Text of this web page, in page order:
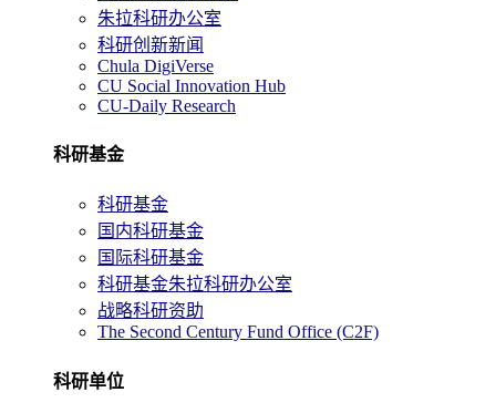
朱拉科研办公室
科研创新新闻
Chula DigiVerse
CU Social Innovation Hub
CU-Daily Research
科研基金
科研基金
国内科研基金
国际科研基金
科研基金朱拉科研办公室
战略科研资助
The Second Century Fund Office (C2F)
科研单位